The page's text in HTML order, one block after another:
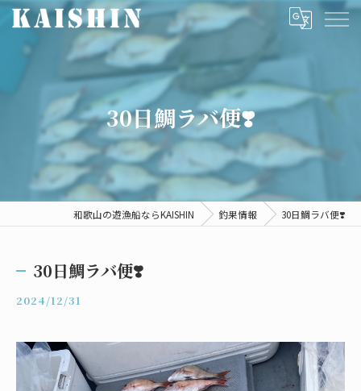
30日鯛ラバ便❣️
和歌山の遊漁船ならKAISHIN 釣果情報 30日鯛ラバ便❣️
30日鯛ラバ便❣️
2024/12/31